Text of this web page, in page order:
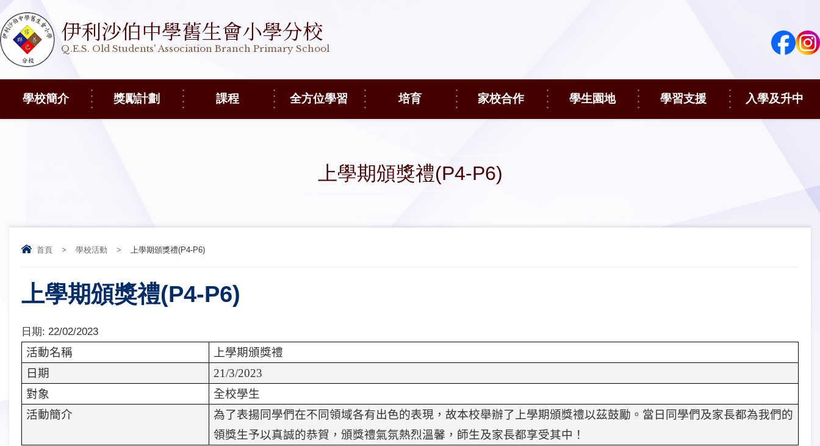
伊利沙伯中學舊生會小學分校
Q.E.S. Old Students' Association Branch Primary School
學校簡介 獎勵計劃 課程 全方位學習 培育 家校合作 學生園地 學習支援 入學及升中
上學期頒獎禮(P4-P6)
首頁 > 學校活動 > 上學期頒獎禮(P4-P6)
上學期頒獎禮(P4-P6)
日期: 22/02/2023
活動名稱
上學期頒獎禮
日期
21/3/2023
對象
全校學生
活動簡介
為了表揚同學們在不同領域各有出色的表現，故本校舉辦了上學期頒獎禮以茲鼓勵。當日同學們及家長都為我們的
領獎生予以真誠的恭賀，頒獎禮氣氛熱烈溫馨，師生及家長都享受其中！